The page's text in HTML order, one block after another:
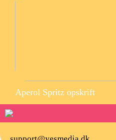
Aperol Spritz opskrift